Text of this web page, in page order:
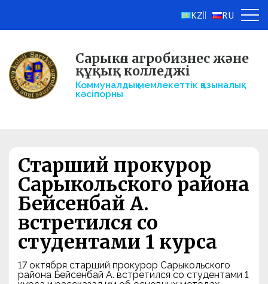
KZ RU
Сарыкөл агробизнес және
құқық колледжі
Коммуналдық мемлекеттік қазыналық
кәсіпорны
Старший прокурор
Сарыкольского района
Бейсенбай А.
встретился со
студентами 1 курса
17 октября старший прокурор Сарыкольского
района Бейсенбай А. встретился со студентами 1